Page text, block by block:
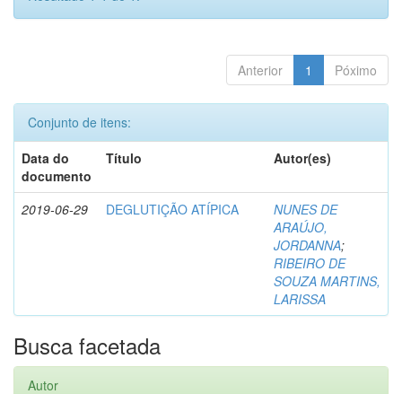
Anterior 1 Póximo
Conjunto de itens:
Data do
documento
Título Autor(es)
2019-06-29 DEGLUTIÇÃO ATÍPICA
NUNES DE
ARAÚJO,
JORDANNA;
RIBEIRO DE
SOUZA MARTINS,
LARISSA
Busca facetada
Autor